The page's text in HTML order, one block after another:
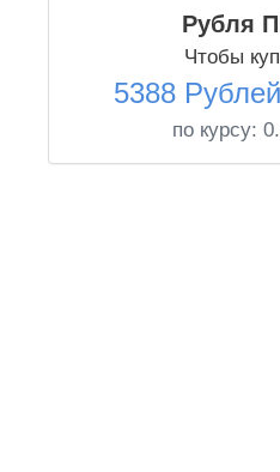
Рубля
Чтобы
5388
по курсу: